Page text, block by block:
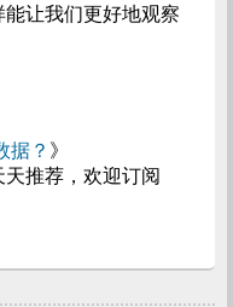
让我们更好地观察
据？ 》
推荐，欢迎订阅